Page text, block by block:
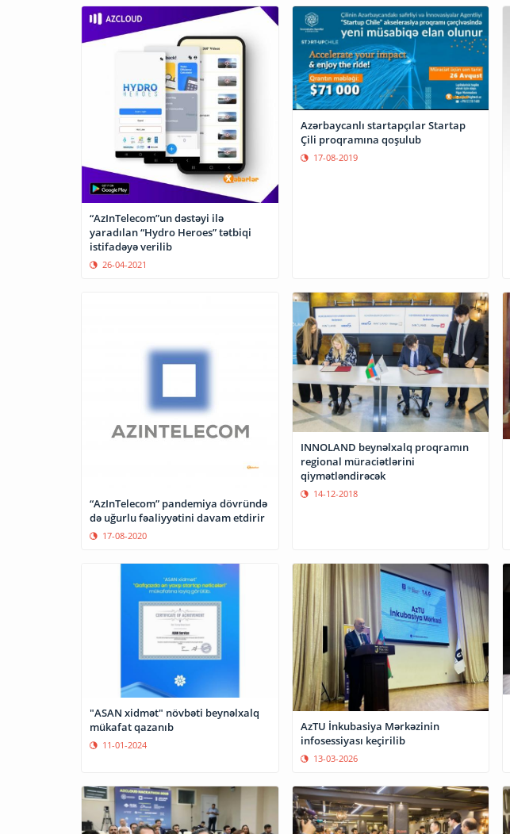
“AzInTelecom”un dəstəyi ilə
yaradılan “Hydro Heroes” tətbiqi
istifadəyə verilib
26-04-2021
Azərbaycanlı startapçılar Startap
Çili proqramına qoşulub
17-08-2019
“AzInTelecom” pandemiya dövründə
də uğurlu fəaliyyətini davam etdirir
17-08-2020
INNOLAND beynəlxalq proqramın
regional müraciətlərini
qiymətləndirəcək
14-12-2018
"ASAN xidmət" növbəti beynəlxalq
mükafat qazanıb
11-01-2024
AzTU İnkubasiya Mərkəzinin
infosessiyası keçirilib
13-03-2026